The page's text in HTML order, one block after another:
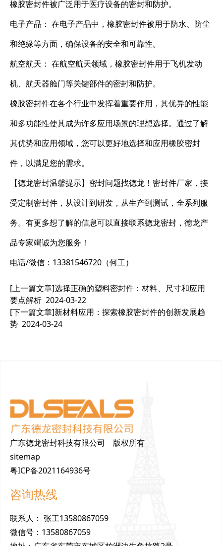
橡胶密封件被广泛用于医疗设备的密封和防护。
电子产品： 在电子产品中，橡胶密封件被用于防水、防尘
和绝缘等方面，确保设备的安全和可靠性。
航空航天： 在航空航天领域，橡胶密封件用于飞机发动
机、航天器舱门等关键部件的密封和防护。
橡胶密封件在各个行业中发挥着重要作用，其优异的性能
和多功能性使其成为许多应用场景的理想选择。通过了解
其优势和应用领域，您可以更好地选择和应用橡胶密封
件，以满足您的需求。
【德龙密封温馨提示】密封问题找德龙！密封件厂家，接
受定制密封件，从设计到研发，从生产到测试，全系列服
务。有更多想了解的信息可以直接联系德龙密封，德龙产
品专家竭诚为您服务！
电话/微信：13381546720（何工）
[上一篇文章]选择正确的塑料密封件：材料、尺寸和应用
要点解析 2024-03-22
[下一篇文章]新材料应用：探索橡胶密封件的创新发展趋
势 2024-03-24
广东德龙密封科技有限公司 版权所有
sitemap
粤ICP备2021164936号
咨询热线
联系人 ： 张工13580867059
微信号 ： 13580867059